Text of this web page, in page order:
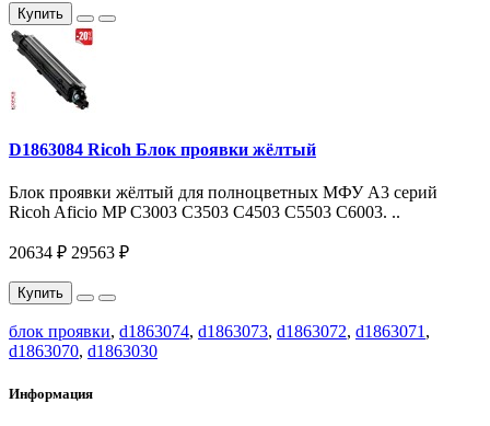
Купить
D1863084 Ricoh Блок проявки жёлтый
Блок проявки жёлтый для полноцветных МФУ A3 серий
Ricoh Aficio MP C3003 C3503 C4503 C5503 C6003. ..
20634 ₽ 29563 ₽
Купить
блок проявки, d1863074, d1863073, d1863072, d1863071 ,
d1863070, d1863030
Информация